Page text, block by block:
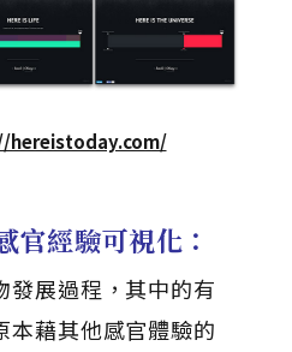
hereistoday.com/
官經驗可視化：
發展過程，其中的有
本藉其他感官體驗的